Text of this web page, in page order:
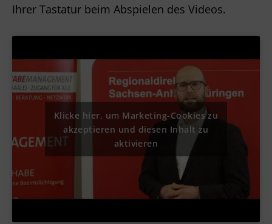
Ihrer Tastatur beim Abspielen des Videos.
Klicke hier, um Marketing-Cookies zu
akzeptieren und diesen Inhalt zu
aktivieren